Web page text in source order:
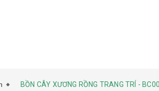
BỒN CÂY XƯƠNG RỒNG TRANG TRÍ -